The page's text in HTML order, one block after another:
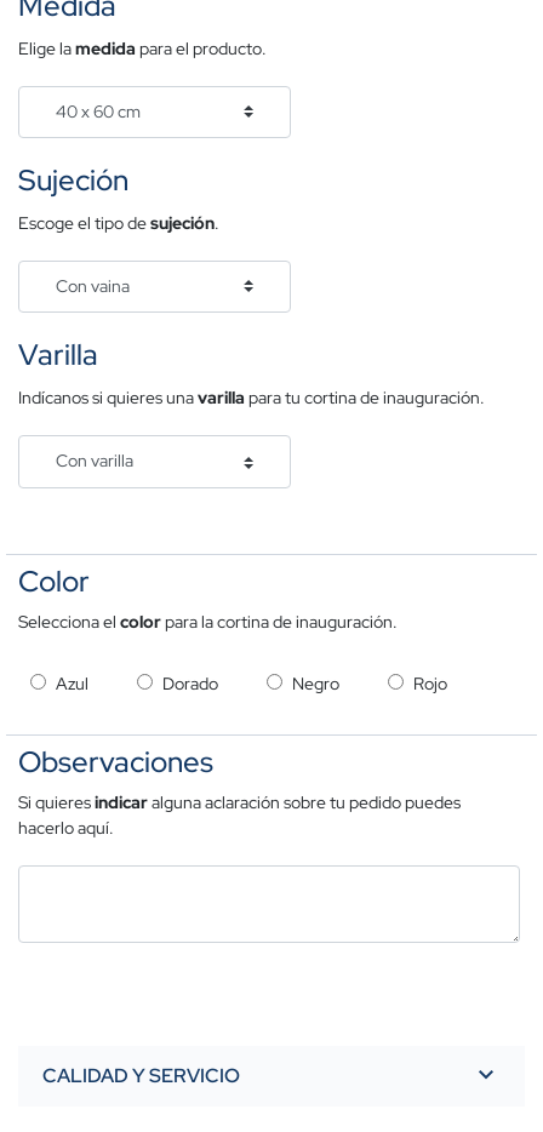
Elige lamedida para el producto.
Sujeción
Escoge el tipo desujeción.
Varilla
Indícanos si quieres unavarilla para tu cortina de inauguración.
Color
Selecciona el colorpara la cortina de inauguración.
Azul Dorado Negro Rojo
Observaciones
Si quieresindicaralguna aclaración sobre tu pedido puedes
hacerlo aquí.
CALIDAD Y SERVICIO